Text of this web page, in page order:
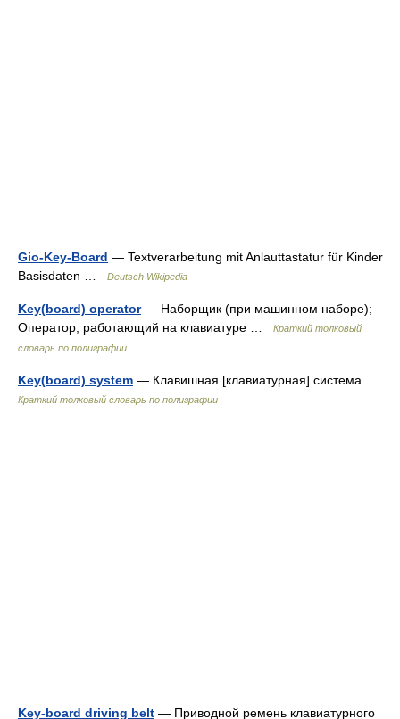
Gio-Key-Board — Textverarbeitung mit Anlauttastatur für Kinder
Basisdaten …
Deutsch Wikipedia
Key(board) operator— Наборщик (при машинном наборе);
Оператор, работающий на клавиатуре …
Краткий толковый
словарь по полиграфии
Key(board) system — Клавишная [клавиатурная] система …
Краткий толковый словарь по полиграфии
Key-board driving belt — Приводной ремень клавиатурного